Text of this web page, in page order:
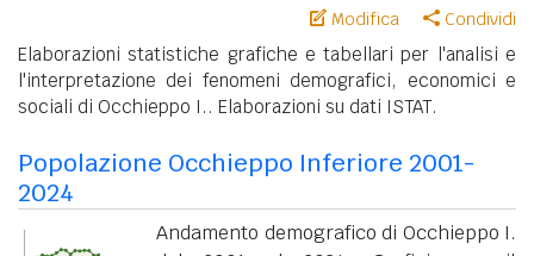
Modifica Condividi
Elaborazioni statistiche grafiche e tabellari per l'analisi e
l'interpretazione dei fenomeni demografici, economici e
sociali di Occhieppo I.. Elaborazioni su dati ISTAT.
Popolazione Occhieppo Inferiore 2001-
2024
Andamento demografico di Occhieppo I.